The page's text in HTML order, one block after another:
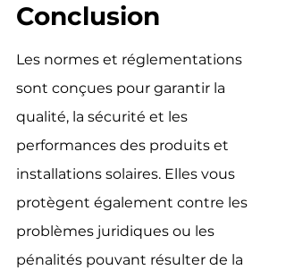
Conclusion
Les normes et réglementations
sont conçues pour garantir la
qualité, la sécurité et les
performances des produits et
installations solaires. Elles vous
protègent également contre les
problèmes juridiques ou les
pénalités pouvant résulter de la